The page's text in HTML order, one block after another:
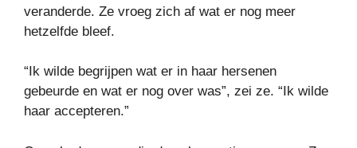
veranderde. Ze vroeg zich af wat er nog meer
hetzelfde bleef.
“Ik wilde begrijpen wat er in haar hersenen
gebeurde en wat er nog over was”, zei ze. “Ik wilde
haar accepteren.”